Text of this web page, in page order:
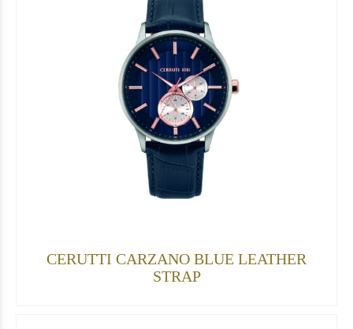
CERUTTI CARZANO BLUE LEATHER
STRAP